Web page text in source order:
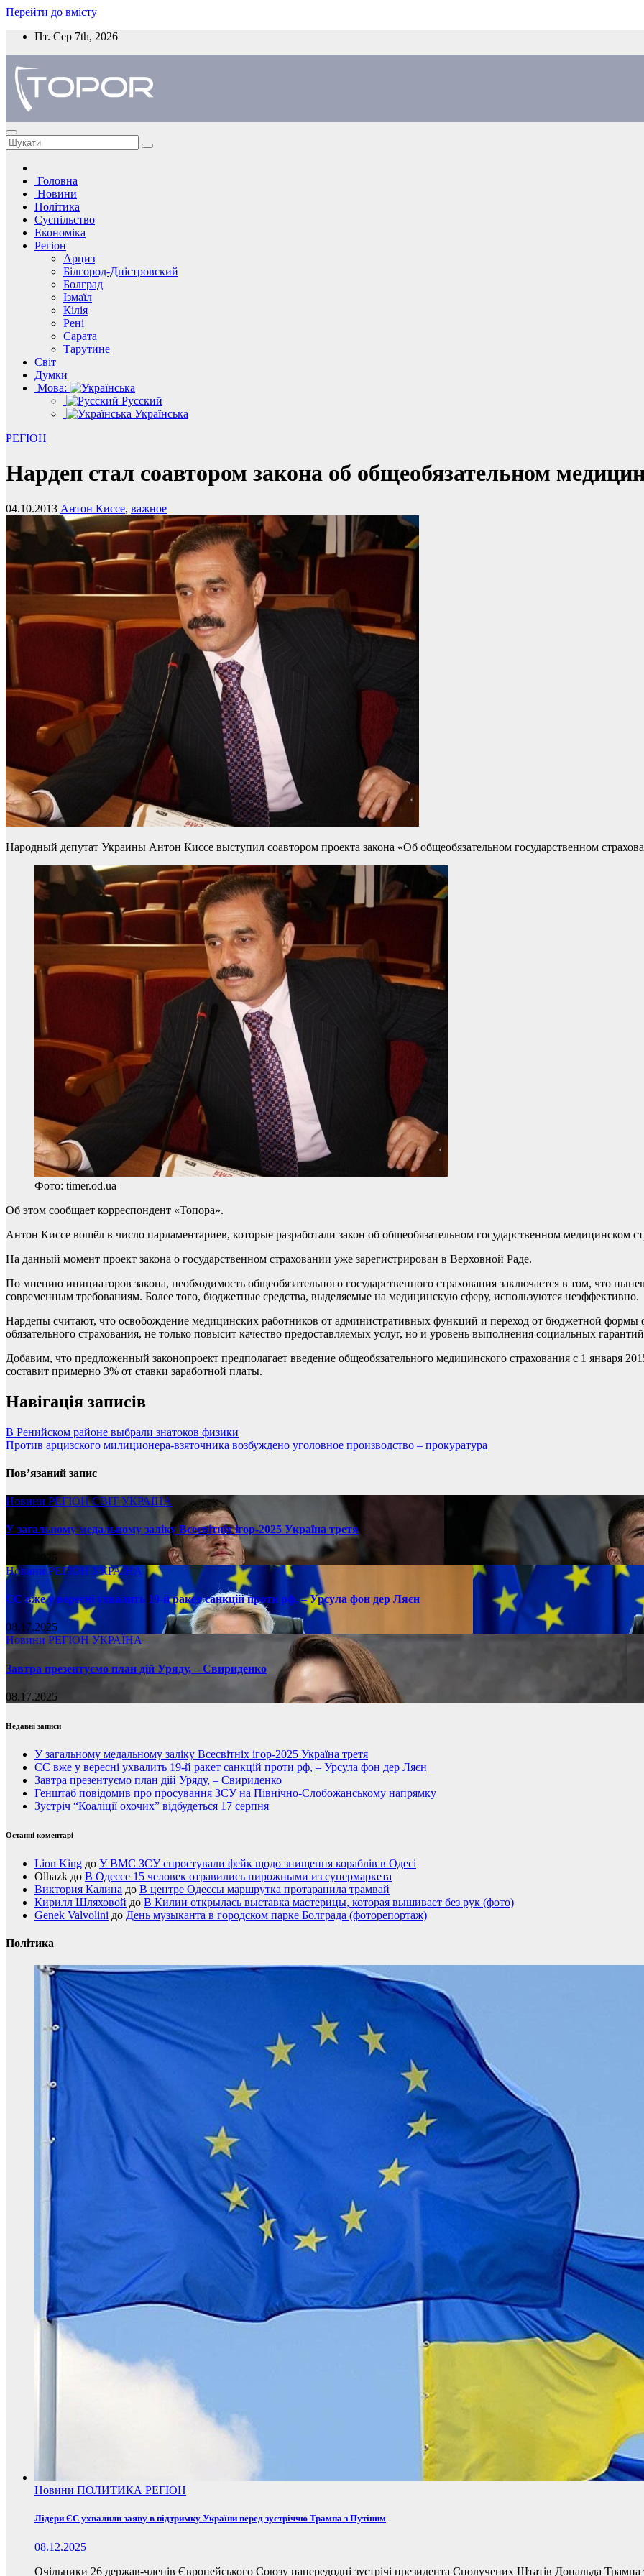
Перейти до вмісту
Пт. Сер 7th, 2026
Головна
Новини
Політика
Суспільство
Економіка
Регіон
Арциз
Білгород-Дністровский
Болград
Ізмаїл
Кілія
Рені
Сарата
Тарутине
Світ
Думки
Мова:
Русский
Українська
РЕГІОН
Нардеп стал соавтором закона об общеобязательном
04.10.2013 Антон Киссе, важное
Народный депутат Украины Антон Киссе выступил соавтором проекта закона «Об общеобязательном государственном
Фото: timer.od.ua
Об этом сообщает корреспондент «Топора».
Антон Киссе вошёл в число парламентариев, которые разработали закон об общеобязательном государственном медицинском
На данный момент проект закона о государственном страховании уже зарегистрирован в Верховной Раде.
По мнению инициаторов закона, необходимость общеобязательного государственного страхования заключается в том, что
современным требованиям. Более того, бюджетные средства, выделяемые на медицинскую сферу, используются неэффективно.
Нардепы считают, что освобождение медицинских работников от административных функций и переход от бюджетной
обязательного страхования, не только повысит качество предоставляемых услуг, но и уровень выполнения социальных
Добавим, что предложенный законопроект предполагает введение общеобязательного медицинского страхования с 1 января
составит примерно 3% от ставки заработной платы.
Навігація записів
В Ренийском районе выбрали знатоков физики
Против арцизского милиционера-взяточника возбуждено уголовное производство – прокуратура
Пов’язаний запис
Новини РЕГІОНСВІТ УКРАЇНА
У загальному медальному заліку Всесвітніх ігор-2025 Україна третя
08.17.2025
НовиниРЕГІОН УКРАЇНА
ЄС вже у вересні ухвалить 19-й ракет санкцій проти рф, – Урсула фон дер Ляєн
08.17.2025
Новини РЕГІОН УКРАЇНА
Завтра презентуємо план дій Уряду, – Свириденко
08.17.2025
Недавні записи
У загальному медальному заліку Всесвітніх ігор-2025 Україна третя
ЄС вже у вересні ухвалить 19-й ракет санкцій проти рф, – Урсула фон дер Ляєн
Завтра презентуємо план дій Уряду, – Свириденко
Генштаб повідомив про просування ЗСУ на Північно-Слобожанському напрямку
Зустріч “Коаліції охочих” відбудеться 17 серпня
Останні коментарі
Lion King до У ВМС ЗСУ спростували фейк щодо знищення кораблів в Одесі
Olhazk до В Одессе 15 человек отравились пирожными из супермаркета
Виктория Калина до В центре Одессы маршрутка протаранила трамвай
Кирилл Шляховой до В Килии открылась выставка мастерицы, которая вышивает без рук (фото)
Genek Valvolini до День музыканта в городском парке Болграда (фоторепортаж)
Політика
Новини ПОЛИТИКА РЕГІОН
Лідери ЄС ухвалили заяву в підтримку України перед зустріччю Трампа з Путіним
08.12.2025
Очільники 26 держав-членів Європейського Союзу напередодні зустрічі президента Сполучених Штатів Дональда Трампа